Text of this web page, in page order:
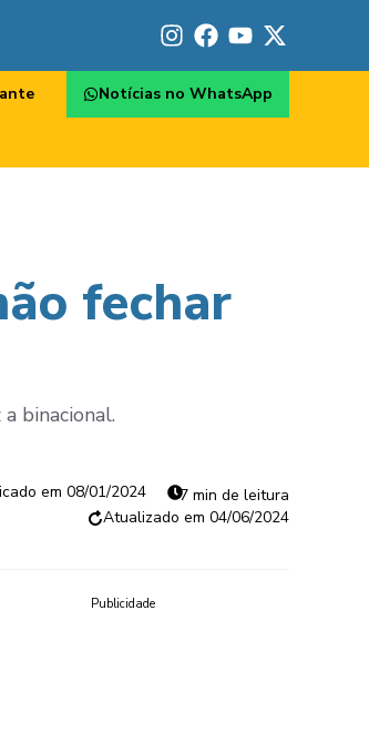
Notícias no WhatsApp
fechar
binacional.
08/01/2024
7 min de leitura
04/06/2024
Publicidade